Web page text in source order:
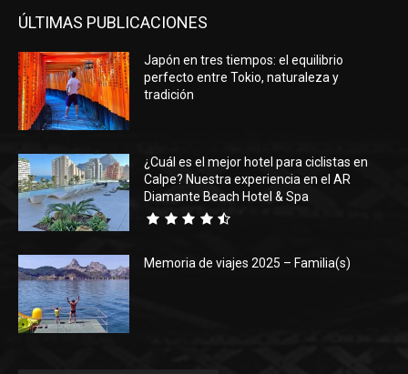
ÚLTIMAS PUBLICACIONES
Japón en tres tiempos: el equilibrio
perfecto entre Tokio, naturaleza y
tradición
¿Cuál es el mejor hotel para ciclistas en
Calpe? Nuestra experiencia en el AR
Diamante Beach Hotel & Spa
Memoria de viajes 2025 – Familia(s)